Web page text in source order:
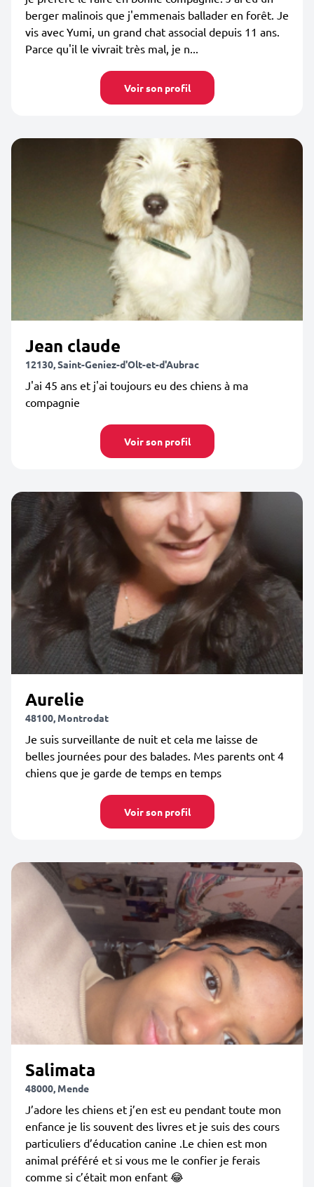
berger malinois que j'emmenais ballader en forêt. Je
vis avec Yumi, un grand chat associal depuis 11 ans.
Parce qu'il le vivrait très mal, je n...
Voir son profil
Jean claude
12130, Saint-Geniez-d'Olt-et-d'Aubrac
J'ai 45 ans et j'ai toujours eu des chiens à ma
compagnie
Voir son profil
Aurelie
48100, Montrodat
Je suis surveillante de nuit et cela me laisse de
belles journées pour des balades. Mes parents ont 4
chiens que je garde de temps en temps
Voir son profil
Salimata
48000, Mende
J’adore les chiens et j’en est eu pendant toute mon
enfance je lis souvent des livres et je suis des cours
particuliers d’éducation canine .Le chien est mon
animal préféré et si vous me le confier je ferais
comme si c’était mon enfant 😂